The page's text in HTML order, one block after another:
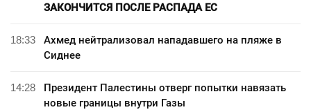
ЗАКОНЧИТСЯ ПОСЛЕ РАСПАДА ЕС
18:33
Ахмед нейтрализовал нападавшего на пляже в
Сиднее
14:28
Президент Палестины отверг попытки навязать
новые границы внутри Газы